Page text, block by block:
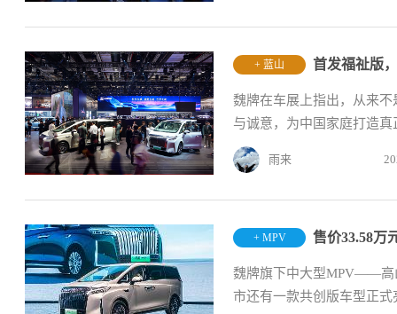
+ 蓝山 首发福祉版
魏牌在车展上指出，从来
与诚意，为中国家庭打造
雨来
+ MPV 售价33.58万
魏牌旗下中大型MPV——高
市还有一款共创版车型正